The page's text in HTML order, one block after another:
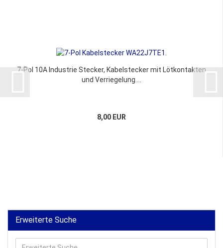
7-Pol 10A Industrie Stecker, Kabelstecker mit Lötkontakten
und Verriegelung....
8,00 EUR
Erweiterte Suche
Erweiterte